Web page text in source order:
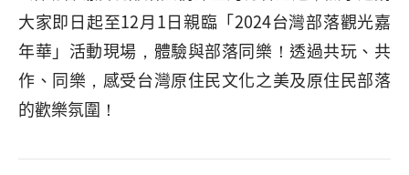
大家即日起至12月1日親臨「2024台灣部落觀光嘉
年華」活動現場，體驗與部落同樂！透過共玩、共
作、同樂，感受台灣原住民文化之美及原住民部落
的歡樂氛圍！